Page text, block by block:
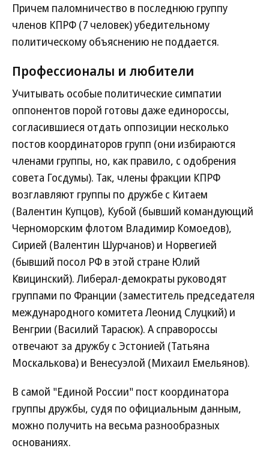
Причем паломничество в последнюю группу
членов КПРФ (7 человек) убедительному
политическому объяснению не поддается.
Профессионалы и любители
Учитывать особые политические симпатии
оппонентов порой готовы даже единороссы,
согласившиеся отдать оппозиции несколько
постов координаторов групп (они избираются
членами группы, но, как правило, с одобрения
совета Госдумы). Так, члены фракции КПРФ
возглавляют группы по дружбе с Китаем
(Валентин Купцов), Кубой (бывший командующий
Черноморским флотом Владимир Комоедов),
Сирией (Валентин Шурчанов) и Норвегией
(бывший посол РФ в этой стране Юлий
Квицинский). Либерал-демократы руководят
группами по Франции (заместитель председателя
международного комитета Леонид Слуцкий) и
Венгрии (Василий Тарасюк). А справороссы
отвечают за дружбу с Эстонией (Татьяна
Москалькова) и Венесуэлой (Михаил Емельянов).
В самой "Единой России" пост координатора
группы дружбы, судя по официальным данным,
можно получить на весьма разнообразных
основаниях.